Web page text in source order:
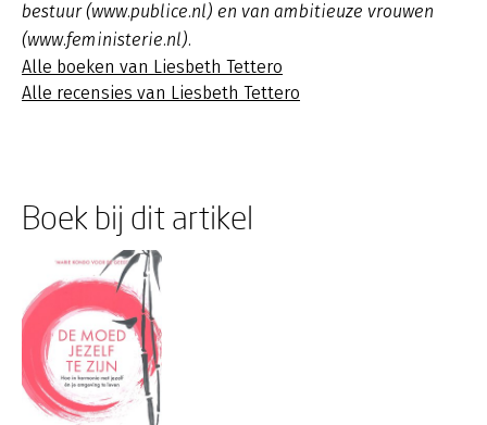
bestuur (www.publice.nl) en van ambitieuze vrouwen
(www.feministerie.nl).
Alle boeken van Liesbeth Tettero
Alle recensies van Liesbeth Tettero
Boek bij dit artikel